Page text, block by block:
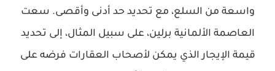
واسعة من السلع، مع تحديد حد أدنى وأقصى. سعت
العاصمة الألمانية برلين، على سبيل المثال، إلى تحديد
قيمة الإيجار الذي يمكن لأصحاب العقارات فرضه على